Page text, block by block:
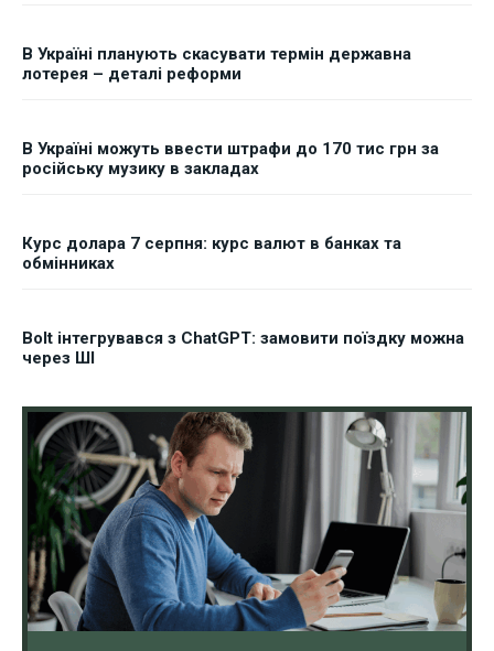
В Україні планують скасувати термін державна
лотерея – деталі реформи
В Україні можуть ввести штрафи до 170 тис грн за
російську музику в закладах
Курс долара 7 серпня: курс валют в банках та
обмінниках
Bolt інтегрувався з ChatGPT: замовити поїздку можна
через ШІ